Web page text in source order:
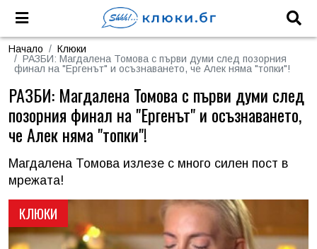
Начало
Клюки
РАЗБИ: Магдалена Томова с първи думи след позорния
финал на "Ергенът" и осъзнаването, че Алек няма "топки"!
КЛЮКИ
РАЗБИ: Магдалена Томова с първи думи след
позорния финал на "Ергенът" и осъзнаването,
че Алек няма "топки"!
Магдалена Томова излезе с много силен пост в
мрежата!